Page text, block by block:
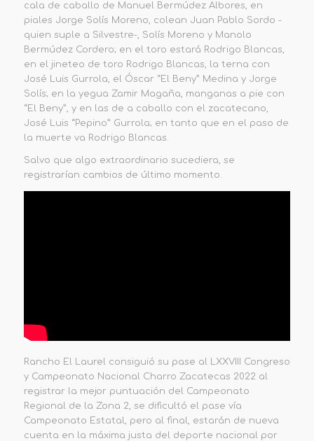
cala de caballo de Manuel Bermúdez Albores, en
piales Jorge Solís Moreno, colean Juan Pablo Sordo -
quien suple a Silvestre-, Solís Moreno y Manolo
Bermúdez Cordero; en el toro estará Rodrigo Blancas,
en el jineteo de toro Rodrigo Blancas, la terna con
José Luis Gurrola, el Óscar “El Beny” Medina y Jorge
Solís; en la yegua Zamir Magaña, manganas a pie con
“El Beny”, y en las de a caballo con el zacatecano,
José Luis “Pepino” Gurrola; en tanto que en el paso de
la muerte va Rodrigo Blancas.
Salvo que algo extraordinario sucediera, se
registrarían cambios de último momento.
Rancho El Laurel consiguió su pase al LXXVIII Congreso
y Campeonato Nacional Charro Zacatecas 2022 al
registrar la mejor puntuación del Campeonato
Regional de la Zona 2, se dificultó el pase vía
Campeonato Estatal, pero al final, estarán de nueva
cuenta en la máxima justa del deporte nacional por